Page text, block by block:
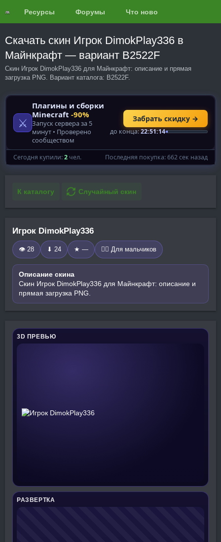
Ресурсы Форумы Что нового?
Скачать скин Игрок DimokPlay336 в
Майнкрафт — вариант B2522F
Скин Игрок DimokPlay336 для Майнкрафт: описание и прямая
загрузка PNG. Вариант каталога: B2522F.
К каталогу Случайный скин
Игрок DimokPlay336
👁 28 ⬇ 24 ★ — 🧍‍♂️ Для мальчиков
Описание скина
Скин Игрок DimokPlay336 для Майнкрафт: описание и
прямая загрузка PNG.
3D ПРЕВЬЮ
РАЗВЕРТКА